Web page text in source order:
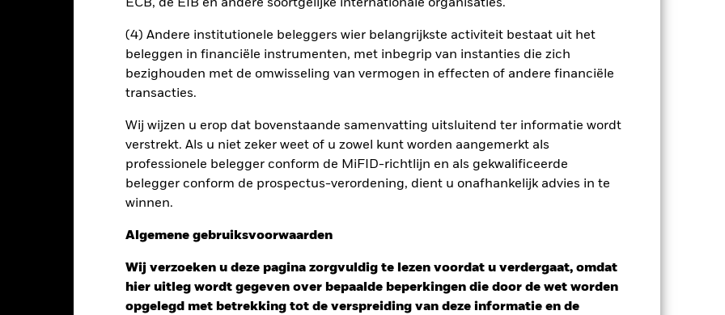
ECB, de EIB en andere soortgelijke internationale organisaties.
(4) Andere institutionele beleggers wier belangrijkste activiteit bestaat uit het
beleggen in financiële instrumenten, met inbegrip van instanties die zich
bezighouden met de omwisseling van vermogen in effecten of andere financiële
transacties.
Wij wijzen u erop dat bovenstaande samenvatting uitsluitend ter informatie wordt
verstrekt. Als u niet zeker weet of u zowel kunt worden aangemerkt als
professionele belegger conform de MiFID-richtlijn en als gekwalificeerde
belegger conform de prospectus-verordening, dient u onafhankelijk advies in te
winnen.
Algemene gebruiksvoorwaarden
Wij verzoeken u deze pagina zorgvuldig te lezen voordat u verdergaat, omdat
hier uitleg wordt gegeven over bepaalde beperkingen die door de wet worden
opgelegd met betrekking tot de verspreiding van deze informatie en de
uitleent om zijn kosten te reduceren, ontvangt het Fonds 62,5% van de hiermee verbonden inkomsten
aan BlackRock als effectenuitleenagent. Aangezien de verdeling van opbrengsten uit
van het Fonds niet verhoogt, is deze niet in de lopende kosten opgenomen.
PRIIP KID Factsheet Prospectus Download
Kerngegevens
Risicometer